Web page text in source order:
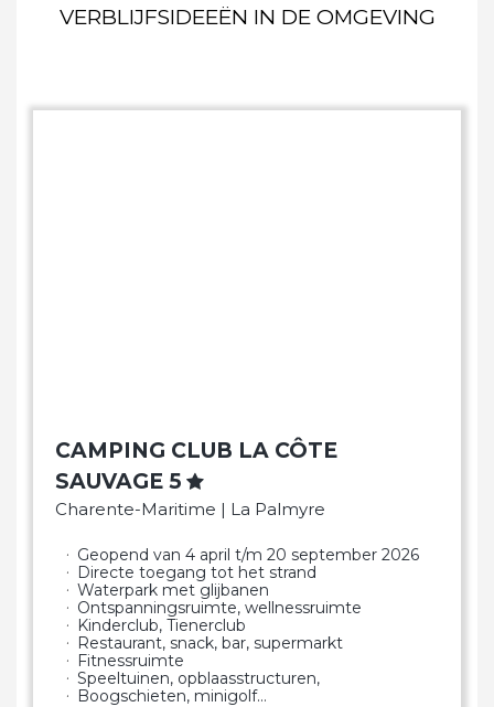
VERBLIJFSIDEEËN IN DE OMGEVING
CAMPING CLUB LA CÔTE
SAUVAGE 5
Charente-Maritime | La Palmyre
Geopend van 4 april t/m 20 september 2026
Directe toegang tot het strand
Waterpark met glijbanen
Ontspanningsruimte, wellnessruimte
Kinderclub, Tienerclub
Restaurant, snack, bar, supermarkt
Fitnessruimte
Speeltuinen, opblaasstructuren,
Boogschieten, minigolf…